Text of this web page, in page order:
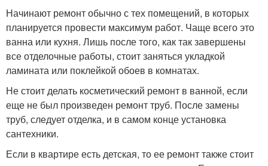
Начинают ремонт обычно с тех помещений, в которых
планируется провести максимум работ. Чаще всего это
ванна или кухня. Лишь после того, как так завершены
все отделочные работы, стоит заняться укладкой
ламината или поклейкой обоев в комнатах.
Не стоит делать косметический ремонт в ванной, если
еще не был произведен ремонт труб. После замены
труб, следует отделка, и в самом конце установка
сантехники.
Если в квартире есть детская, то ее ремонт также стоит